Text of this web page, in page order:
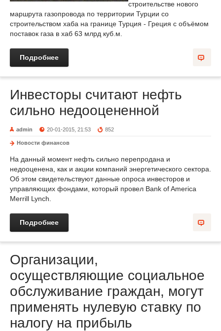
строительстве нового
маршрута газопровода по территории Турции со
строительством хаба на границе Турция - Греция с объёмом
поставок газа в хаб 63 млрд куб.м.
Подробнее
Инвесторы считают нефть
сильно недооцененной
admin 20-01-2015, 21:53 852
Новости финансов
На данный момент нефть сильно перепродана и
недооценена, как и акции компаний энергетического сектора.
Об этом свидетельствуют данные опроса инвесторов и
управляющих фондами, который провел Bank of America
Merrill Lynch.
Подробнее
Организации,
осуществляющие социальное
обслуживание граждан, могут
применять нулевую ставку по
налогу на прибыль